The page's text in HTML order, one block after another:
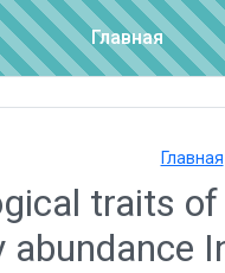
Главная
Главная
traits